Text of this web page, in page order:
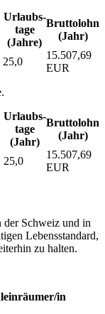
Urlaubs­
tage
(Jahre)
Bruttolohn
(Jahr)
25,0
15.507,69
EUR
Urlaubs­
tage
(Jahr)
Bruttolohn
(Jahr)
25,0
15.507,69
EUR
der Schweiz und in
Lebensstandard,
zu halten.
in